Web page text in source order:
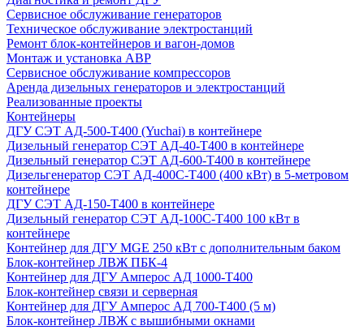
Сервисное обслуживание генераторов
Техническое обслуживание электростанций
Ремонт блок-контейнеров и вагон-домов
Монтаж и установка АВР
Сервисное обслуживание компрессоров
Аренда дизельных генераторов и электростанций
Реализованные проекты
Контейнеры
ДГУ СЭТ АД-500-Т400 (Yuchai) в контейнере
Дизельный генератор СЭТ АД-40-Т400 в контейнере
Дизельный генератор СЭТ АД-600-Т400 в контейнере
Дизельгенератор СЭТ АД-400С-Т400 (400 кВт) в 5-метровом
контейнере
ДГУ СЭТ АД-150-Т400 в контейнере
Дизельный генератор СЭТ АД-100С-Т400 100 кВт в
контейнере
Контейнер для ДГУ MGE 250 кВт с дополнительным баком
Блок-контейнер ЛВЖ ПБК-4
Контейнер для ДГУ Амперос АД 1000-Т400
Блок-контейнер связи и серверная
Контейнер для ДГУ Амперос АД 700-Т400 (5 м)
Блок-контейнер ЛВЖ с вышибными окнами